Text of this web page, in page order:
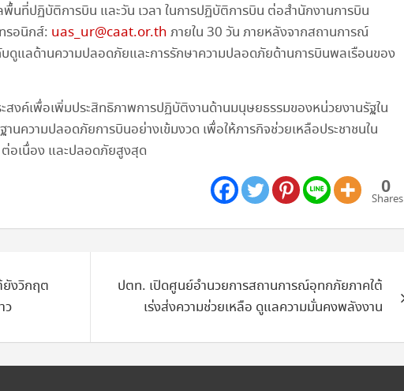
ที่ปฏิบัติการบิน และวัน เวลา ในการปฏิบัติการบิน ต่อสำนักงานการบิน
รอนิกส์: uas_ur@caat.or.th ภายใน 30 วัน ภายหลังจากสถานการณ์
ดูแลด้านความปลอดภัยและการรักษาความปลอดภัยด้านการบินพลเรือนของ
สงค์เพื่อเพิ่มประสิทธิภาพการปฏิบัติงานด้านมนุษยธรรมของหน่วยงานรัฐใน
นความปลอดภัยการบินอย่างเข้มงวด เพื่อให้ภารกิจช่วยเหลือประชาชนใน
ต่อเนื่อง และปลอดภัยสูงสุด
0
Shares
ยังวิกฤต
ว
ปตท. เปิดศูนย์อำนวยการสถานการณ์อุทกภัยภาคใต้
เร่งส่งความช่วยเหลือ ดูแลความมั่นคงพลังงาน